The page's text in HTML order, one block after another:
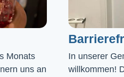
Monats
uns an
In unserer
willkommen!